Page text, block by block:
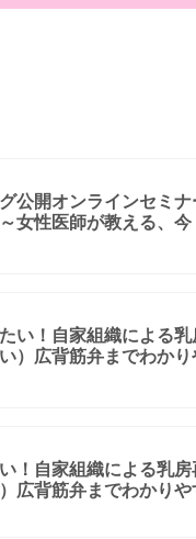
公開オンラインセミ
女性医師が教える、
い！自家組織による
）広背筋弁までわか
！自家組織による乳
広背筋弁までわかりや